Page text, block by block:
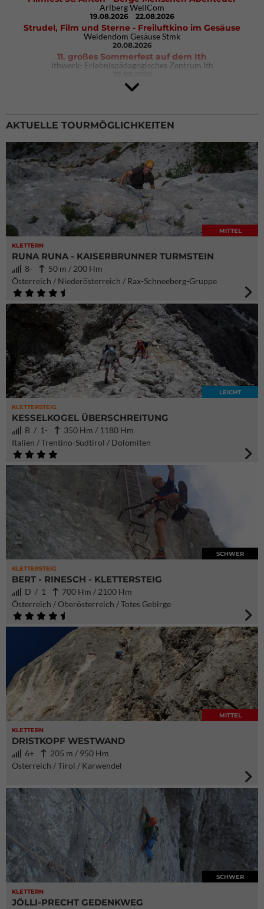
Arlberg WellCom
19.08.2026 22.08.2026
Strudel, Film und Sterne - Freiluftkino im Gesäuse
Weidendom Gesäuse Stmk
20.08.2026
11. großes Sommerfest auf dem Ith
Ithwerk- Erlebnispädagogisches Zentrum Ith
4Blocs KIDS 2026
DAV Kletter- & Boulderzentrum München Süd (Thalkirchen)
AKTUELLE TOURMÖGLICHKEITEN
KLETTERN
MITTEL
RUNA RUNA - KAISERBRUNNER TURMSTEIN
8-
50 m / 200 Hm
Österreich / Niederösterreich / Rax-Schneeberg-Gruppe
KLETTERSTEIG
LEICHT
KESSELKOGEL ÜBERSCHREITUNG
B / 1-
350 Hm / 1180 Hm
Italien / Trentino-Südtirol / Dolomiten
KLETTERSTEIG
SCHWER
BERT - RINESCH - KLETTERSTEIG
D / 1
700 Hm / 2100 Hm
Österreich / Oberösterreich / Totes Gebirge
KLETTERN
MITTEL
DRISTKOPF WESTWAND
6+
205 m / 950 Hm
Österreich / Tirol / Karwendel
KLETTERN
SCHWER
JÖLLI-PRECHT GEDENKWEG